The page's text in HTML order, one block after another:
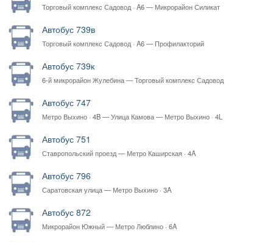
Торговый комплекс Садовод · A6 — Микрорайон Силикат
Автобус 739в
Торговый комплекс Садовод · A6 — Профилакторий
Автобус 739к
6-й микрорайон Жулебина — Торговый комплекс Садовод
Автобус 747
Метро Выхино · 4B — Улица Камова — Метро Выхино · 4L
Автобус 751
Ставропольский проезд — Метро Каширская · 4A
Автобус 796
Саратовская улица — Метро Выхино · 3A
Автобус 872
Микрорайон Южный — Метро Люблино · 6A